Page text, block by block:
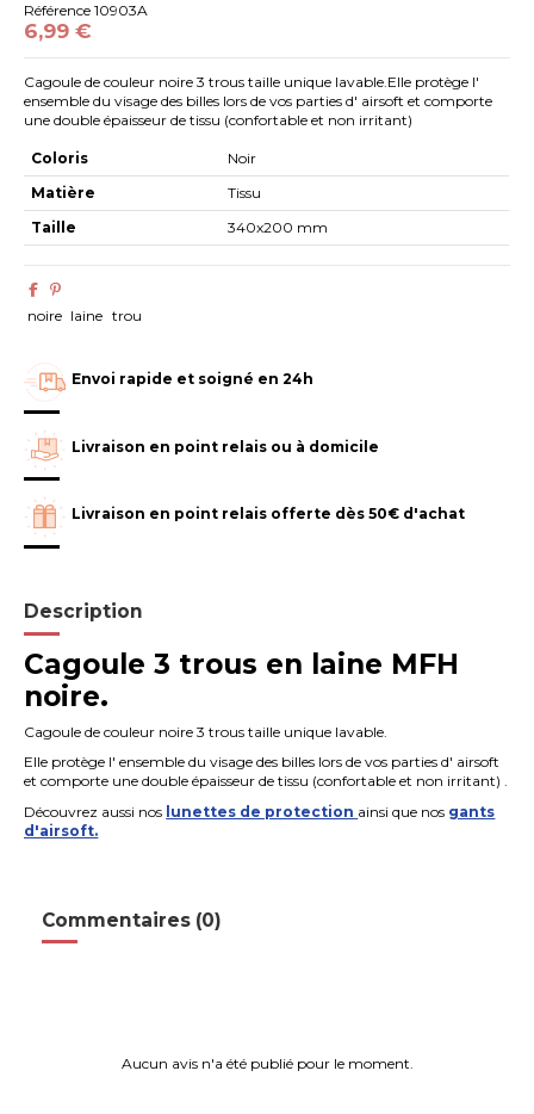
Référence 10903A
6,99 €
Cagoule de couleur noire 3 trous taille unique lavable.Elle protège l'
ensemble du visage des billes lors de vos parties d' airsoft et comporte
une double épaisseur de tissu (confortable et non irritant)
Coloris
Noir
Matière
Tissu
Taille
340x200 mm
noire laine trou
Envoi rapide et soigné en 24h
Livraison en point relais ou à domicile
Livraison en point relais offerte dès 50€ d'achat
Description
Cagoule 3 trous en laine MFH
noire.
Cagoule de couleur noire 3 trous taille unique lavable.
Elle protège l' ensemble du visage des billes lors de vos parties d' airsoft
et comporte une double épaisseur de tissu (confortable et non irritant) .
Découvrez aussi nos lunettes de protection ainsi que nos gants
d'airsoft.
Commentaires (0)
Aucun avis n'a été publié pour le moment.